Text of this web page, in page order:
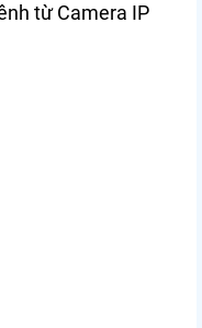
từ Camera IP